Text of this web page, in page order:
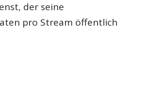
der seine
pro Stream öffentlich